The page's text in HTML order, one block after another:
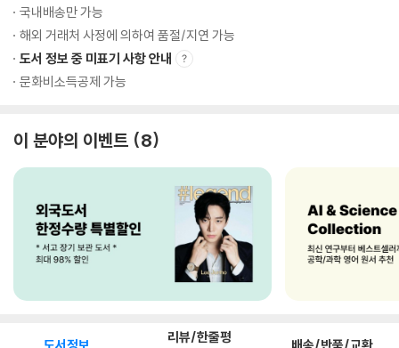
국내배송만 가능
해외 거래처 사정에 의하여 품절/지연 가능
도서 정보 중 미표기 사항 안내
문화비소득공제 가능
이 분야의 이벤트 8
리뷰/한줄평